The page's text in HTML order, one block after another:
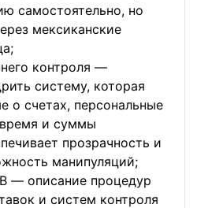
самостоятельно, но
мексиканские
контроля —
систему, которая
о счетах, персональные
и суммы
прозрачность и
манипуляций;
— описание процедур
и систем контроля